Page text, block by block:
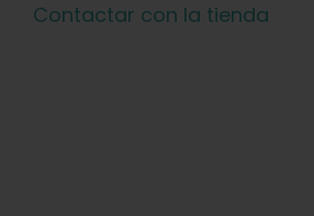
Contactar con la tienda